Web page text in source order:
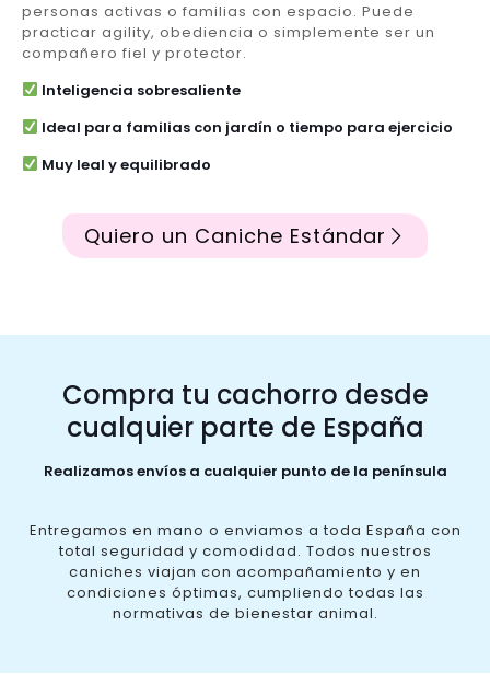
personas activas o familias con espacio. Puede
practicar agility, obediencia o simplemente ser un
compañero fiel y protector.
Inteligencia sobresaliente
Ideal para familias con jardín o tiempo para ejercicio
Muy leal y equilibrado
Quiero un Caniche Estándar
Compra tu cachorro desde
cualquier parte de España
Realizamos envíos a cualquier punto de la península
Entregamos en mano o enviamos a toda España con
total seguridad y comodidad. Todos nuestros
caniches viajan con acompañamiento y en
condiciones óptimas, cumpliendo todas las
normativas de bienestar animal.